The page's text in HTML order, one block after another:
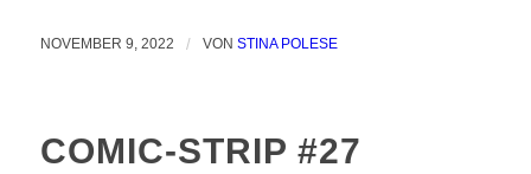
NOVEMBER 9, 2022 / VON STINA POLESE
COMIC-STRIP #27